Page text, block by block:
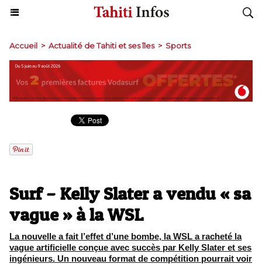
Accueil > Actualité de Tahiti et ses îles > Sports
Surf – Kelly Slater a vendu « sa
vague » à la WSL
La nouvelle a fait l’effet d’une bombe, la WSL a racheté la
vague artificielle conçue avec succès par Kelly Slater et ses
ingénieurs. Un nouveau format de compétition pourrait voir